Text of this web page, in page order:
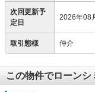
次回更新予
定日
2026年08
取引態様 仲介
この物件でローンシ